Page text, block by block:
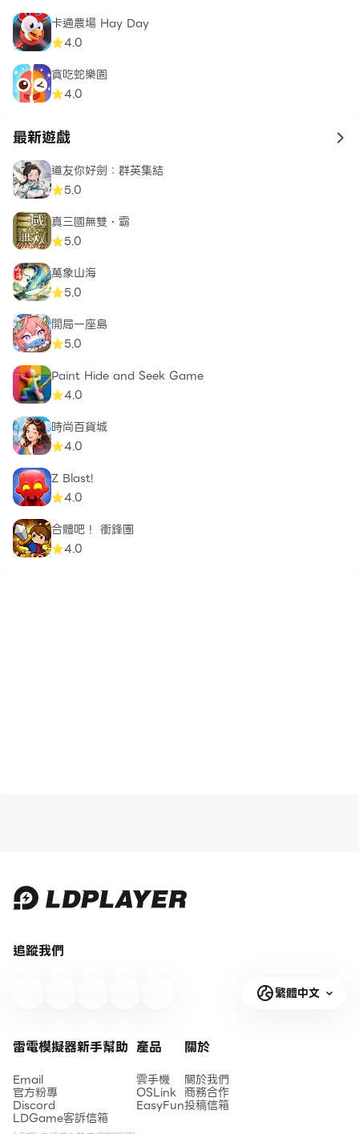
卡通農場 Hay Day
4.0
貪吃蛇樂園
4.0
最新遊戲 to
道友你好劍：群英集結
5.0
真三國無雙・霸
5.0
萬象山海
5.0
開局一座島
5.0
Paint Hide and Seek Game
4.0
時尚百貨城
4.0
Z Blast!
4.0
合體吧！ 衝鋒團
4.0
追蹤我們
繁體中文
雷電模擬器新手幫助
Email
官方粉專
Discord
LDGame客訴信箱
產品
雲手機
OSLink
EasyFun
關於
關於我們
商務合作
投稿信箱